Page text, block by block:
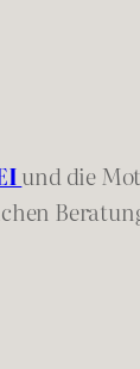
und die